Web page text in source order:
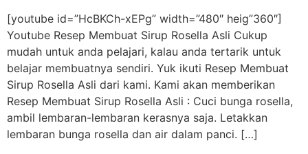
[youtube id=”HcBKCh-xEPg” width=”480″ heig”360″]
Youtube Resep Membuat Sirup Rosella Asli Cukup
mudah untuk anda pelajari, kalau anda tertarik untuk
belajar membuatnya sendiri. Yuk ikuti Resep Membuat
Sirup Rosella Asli dari kami. Kami akan memberikan
Resep Membuat Sirup Rosella Asli : Cuci bunga rosella,
ambil lembaran-lembaran kerasnya saja. Letakkan
lembaran bunga rosella dan air dalam panci. […]